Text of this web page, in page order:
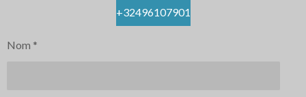
+32496107901
Nom *